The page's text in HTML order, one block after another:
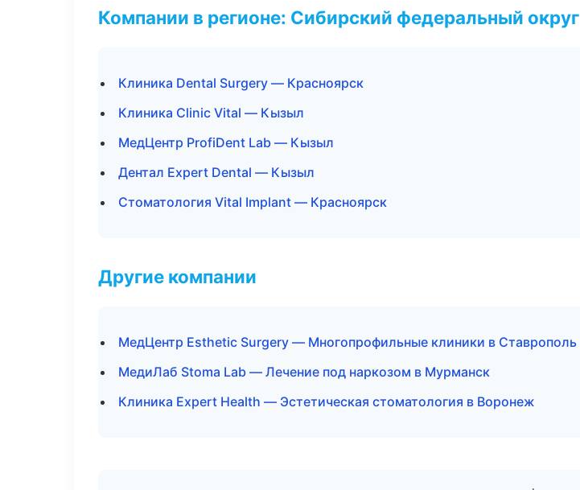
Компании в регионе: Сибирский федеральный округ
Клиника Dental Surgery — Красноярск
Клиника Clinic Vital — Кызыл
МедЦентр ProfiDent Lab — Кызыл
Дентал Expert Dental — Кызыл
Стоматология Vital Implant — Красноярск
Другие компании
МедЦентр Esthetic Surgery — Многопрофильные клиники в Ставрополь
МедиЛаб Stoma Lab — Лечение под наркозом в Мурманск
Клиника Expert Health — Эстетическая стоматология в Воронеж